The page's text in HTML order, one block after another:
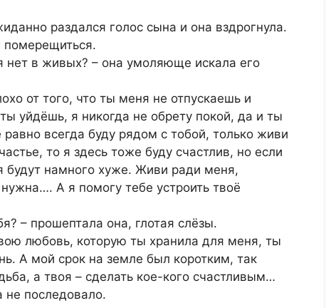
раздался голос сына и она вздрогнула.
померещиться.
нет в живых? – она умоляюще искала его
от того, что ты меня не отпускаешь и
уйдёшь, я никогда не обрету покой, да и ты
всегда буду рядом с тобой, только живи
то я здесь тоже буду счастлив, но если
будут намного хуже. Живи ради меня,
А я помогу тебе устроить твоё
– прошептала она, глотая слёзы.
любовь, которую ты хранила для меня, ты
А мой срок на земле был коротким, так
а твоя – сделать кое-кого счастливым…
не последовало.